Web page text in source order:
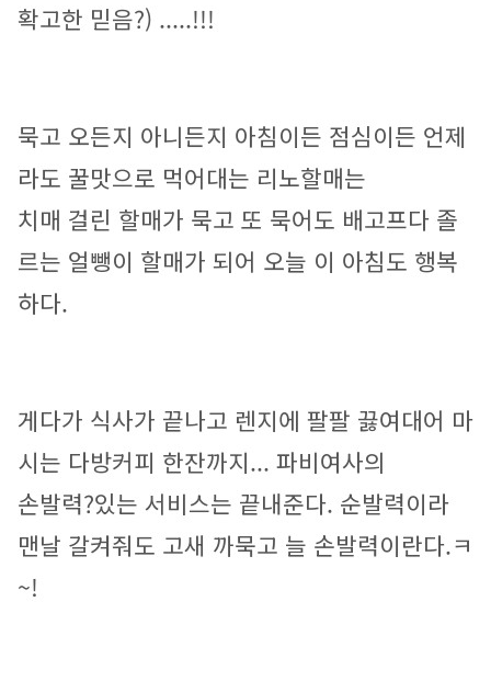
확고한 믿음?) .....!!!
묵고 오든지 아니든지 아침이든 점심이든 언제
라도 꿀맛으로 먹어대는 리노할매는
치매 걸린 할매가 묵고 또 묵어도 배고프다 졸
르는 얼뺑이 할매가 되어 오늘 이 아침도 행복
하다.
게다가 식사가 끝나고 렌지에 팔팔 끓여대어 마
시는 다방커피 한잔까지... 파비여사의
손발력?있는 서비스는 끝내준다. 순발력이라
맨날 갈켜줘도 고새 까묵고 늘 손발력이란다.ㅋ
~!